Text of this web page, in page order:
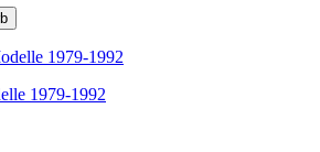
1979-1992